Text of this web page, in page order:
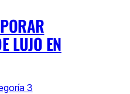
LUJO EN
3